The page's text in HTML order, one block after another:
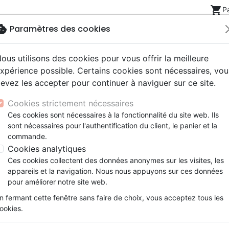
shopping_cart
NouveautésBibles
Segond 21
Segond
NEG
Livres
Famille, couple
Souffrance, Relation d'aide
Santé
eBooks
Couple
Méditations
Souffrance, Relation d'aide
Psychologie
Jeunesse
ans
Bibles jeunesse
Latino, Folk
Soul
Instrumental
Louange, Adoration
Hardrock, Métal
conférences
Documentaires, reportages
Accessoires de Bible
Papeterie
Freund Ben (Neid) - Band 6
Leo und sein Freund Ben
Auteur :Sabine Kähler | Illustrateur :
RéférenceCLV256566 EAN9783866995666
Description
Leo darf seinen Freund Ben besuchen
einen tollen Bagger und sogar eine
Paramètres des cookies
utilisons des cookies pour vous offrir la meilleure
possible. Certains cookies sont nécessaires,
les accepter pour continuer à naviguer sur ce site.
Cookies strictement nécessaires
Ces cookies sont nécessaires à la fonctionnalité du site web. Ils
sont nécessaires pour l'authentification du client, le panier et la
commande.
Cookies analytiques
Ces cookies collectent des données anonymes sur les visites, les
appareils et la navigation. Nous nous appuyons sur ces données
pour améliorer notre site web.
fermant cette fenêtre sans faire de choix, vous acceptez tous les